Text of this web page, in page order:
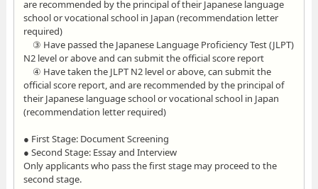
are recommended by the principal of their Japanese language
school or vocational school in Japan (recommendation letter
required)
③ Have passed the Japanese Language Proficiency Test (JLPT)
N2 level or above and can submit the official score report
④ Have taken the JLPT N2 level or above, can submit the
official score report, and are recommended by the principal of
their Japanese language school or vocational school in Japan
(recommendation letter required)
● First Stage: Document Screening
● Second Stage: Essay and Interview
Only applicants who pass the first stage may proceed to the
second stage.